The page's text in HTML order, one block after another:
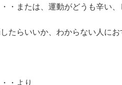
・または、運動がどうも辛い、
たらいいか、わからない人にお
・より